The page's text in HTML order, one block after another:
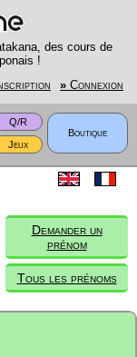
des cours de
!
» Connexion
Q/R
Boutique
Jeux
Demander un
prénom
Tous les prénoms